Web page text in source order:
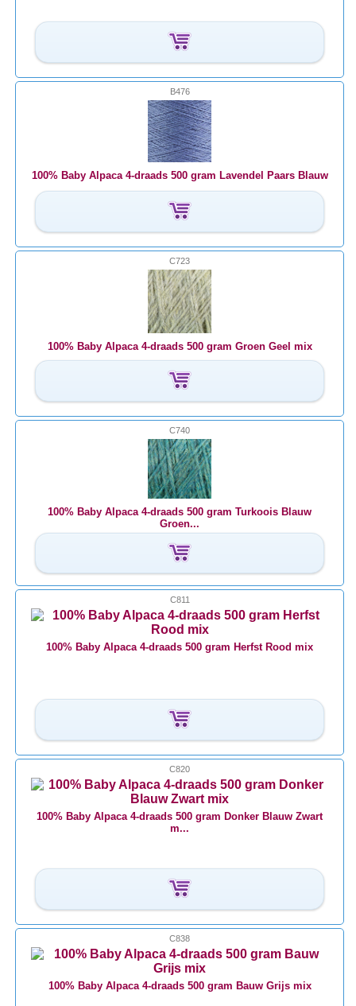
B476
100% Baby Alpaca 4-draads 500 gram Lavendel Paars Blauw
C723
100% Baby Alpaca 4-draads 500 gram Groen Geel mix
C740
100% Baby Alpaca 4-draads 500 gram Turkoois Blauw
Groen...
C811
100% Baby Alpaca 4-draads 500 gram Herfst Rood mix
C820
100% Baby Alpaca 4-draads 500 gram Donker Blauw Zwart
m...
C838
100% Baby Alpaca 4-draads 500 gram Bauw Grijs mix